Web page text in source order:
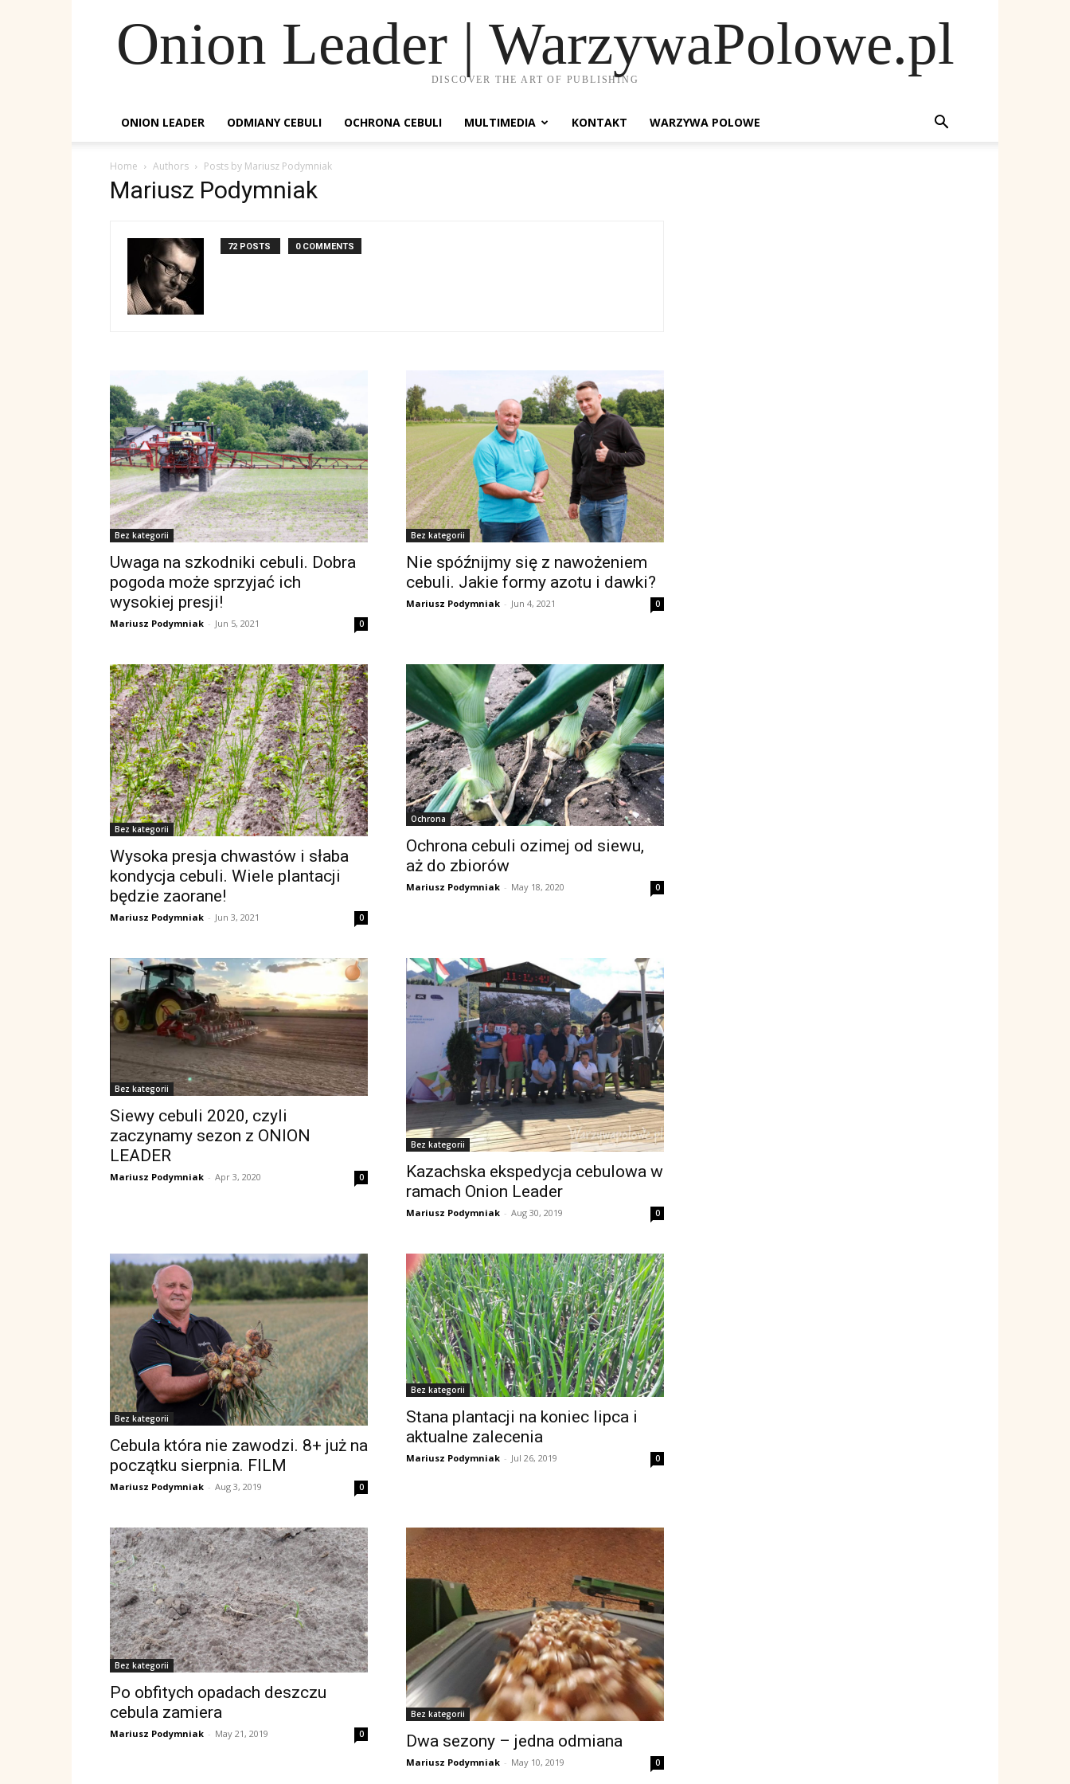
Onion Leader | WarzywaPolowe.pl
DISCOVER THE ART OF PUBLISHING
ONION LEADER ODMIANY CEBULI OCHRONA CEBULI MULTIMEDIA KONTAKT WARZYWA POLOWE
Home Authors Posts by Mariusz Podymniak
Mariusz Podymniak
72 POSTS 0 COMMENTS
Bez kategorii
Uwaga na szkodniki cebuli. Dobra
pogoda może sprzyjać ich
wysokiej presji!
Mariusz Podymniak - Jun 5, 2021 0
Bez kategorii
Nie spóźnijmy się z nawożeniem
cebuli. Jakie formy azotu i dawki?
Mariusz Podymniak - Jun 4, 2021 0
Bez kategorii
Wysoka presja chwastów i słaba
kondycja cebuli. Wiele plantacji
będzie zaorane!
Mariusz Podymniak - Jun 3, 2021 0
Ochrona
Ochrona cebuli ozimej od siewu,
aż do zbiorów
Mariusz Podymniak - May 18, 2020 0
Bez kategorii
Siewy cebuli 2020, czyli
zaczynamy sezon z ONION
LEADER
Mariusz Podymniak - Apr 3, 2020 0
Bez kategorii
Kazachska ekspedycja cebulowa w
ramach Onion Leader
Mariusz Podymniak - Aug 30, 2019 0
Bez kategorii
Cebula która nie zawodzi. 8+ już na
początku sierpnia. FILM
Mariusz Podymniak - Aug 3, 2019 0
Bez kategorii
Stana plantacji na koniec lipca i
aktualne zalecenia
Mariusz Podymniak - Jul 26, 2019 0
Bez kategorii
Po obfitych opadach deszczu
cebula zamiera
Mariusz Podymniak - May 21, 2019 0
Bez kategorii
Dwa sezony – jedna odmiana
Mariusz Podymniak - May 10, 2019 0